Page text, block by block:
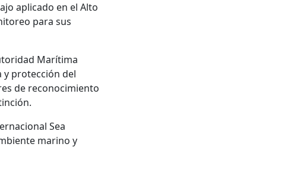
aplicado en el Alto
para sus
Marítima
y protección del
de reconocimiento
Sea
marino y